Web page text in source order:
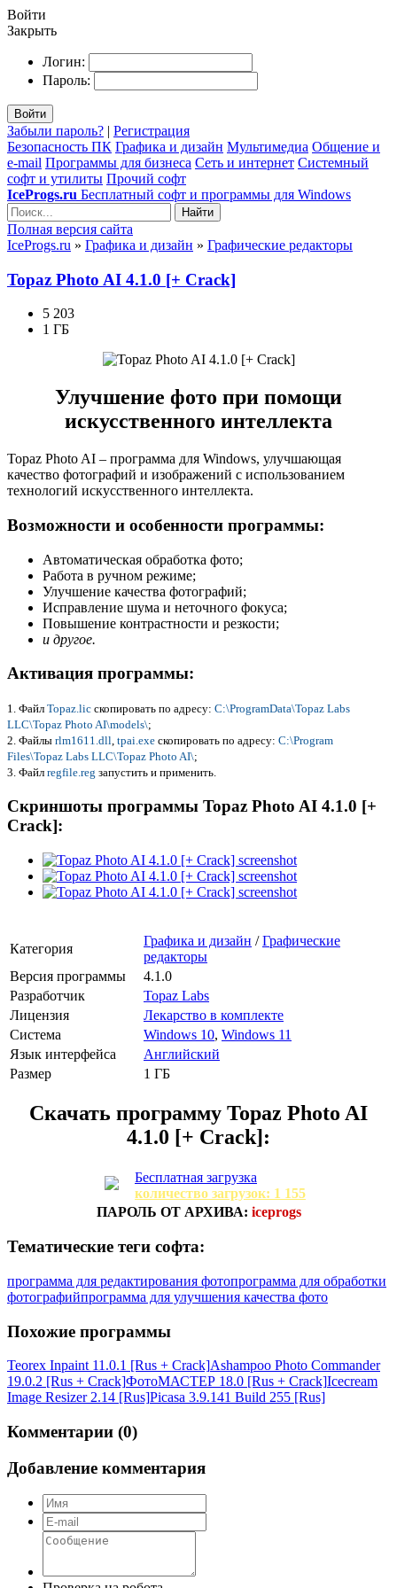
Войти
Закрыть
Логин:
Пароль:
Войти
Забыли пароль? | Регистрация
Безопасность ПК Графика и дизайн Мультимедиа Общение и
e-mail Программы для бизнеса Сеть и интернет Системный
софт и утилиты Прочий софт
IceProgs.ru Бесплатный софт и программы для Windows
Найти
Полная версия сайта
IceProgs.ru » Графика и дизайн » Графические редакторы
Topaz Photo AI 4.1.0 [+ Crack]
5 203
1 ГБ
Улучшение фото при помощи
искусственного интеллекта
Topaz Photo AI – программа для Windows, улучшающая
качество фотографий и изображений с использованием
технологий искусственного интеллекта.
Возможности и особенности программы:
Автоматическая обработка фото;
Работа в ручном режиме;
Улучшение качества фотографий;
Исправление шума и неточного фокуса;
Повышение контрастности и резкости;
и другое.
Активация программы:
1. Файл Topaz.lic скопировать по адресу: C:\ProgramData\Topaz Labs
LLC\Topaz Photo AI\models\;
2. Файлы rlm1611.dll, tpai.exe скопировать по адресу: C:\Program
Files\Topaz Labs LLC\Topaz Photo AI\;
3. Файл regfile.reg запустить и применить.
Скриншоты программы Topaz Photo AI 4.1.0 [+
Crack]:
Категория
Графика и дизайн /Графические
редакторы
Версия программы
4.1.0
Разработчик
Topaz Labs
Лицензия
Лекарство в комплекте
Система
Windows 10, Windows 11
Язык интерфейса
Английский
Размер
1 ГБ
Скачать программу Topaz Photo AI
4.1.0 [+ Crack]:
Бесплатная загрузка
количество загрузок: 1 155
ПАРОЛЬ ОТ АРХИВА: iceprogs
Тематические теги софта:
программа для редактирования фотопрограмма для обработки
фотографийпрограмма для улучшения качества фото
Похожие программы
Teorex Inpaint 11.0.1 [Rus + Crack]Ashampoo Photo Commander
19.0.2 [Rus + Crack]ФотоМАСТЕР 18.0 [Rus + Crack]Icecream
Image Resizer 2.14 [Rus]Picasa 3.9.141 Build 255 [Rus]
Комментарии (0)
Добавление комментария